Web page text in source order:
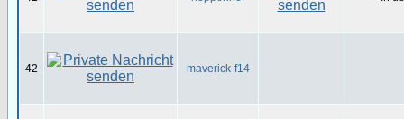
42 maverick-f14